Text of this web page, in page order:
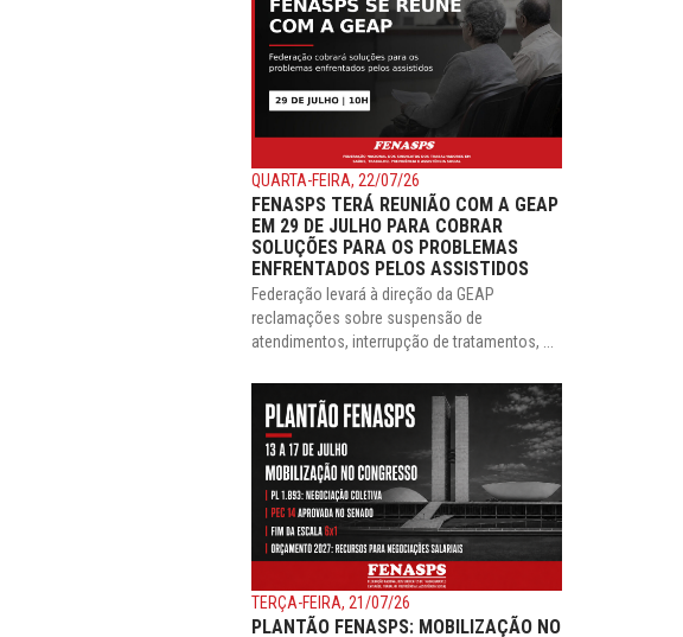
QUARTA-FEIRA, 22/07/26
FENASPS TERÁ REUNIÃO COM A GEAP
EM 29 DE JULHO PARA COBRAR
SOLUÇÕES PARA OS PROBLEMAS
ENFRENTADOS PELOS ASSISTIDOS
Federação levará à direção da GEAP
reclamações sobre suspensão de
atendimentos, interrupção de tratamentos, ...
TERÇA-FEIRA, 21/07/26
PLANTÃO FENASPS: MOBILIZAÇÃO NO